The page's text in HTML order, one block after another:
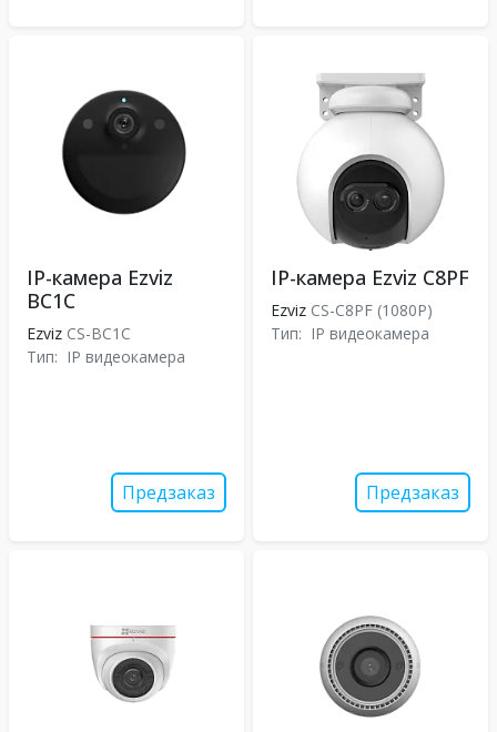
IP-камера Ezviz
BC1C
Ezviz CS-BC1C
Тип: IP видеокамера
Предзаказ
IP-камера Ezviz C8PF
Ezviz CS-C8PF (1080P)
Тип: IP видеокамера
Предзаказ